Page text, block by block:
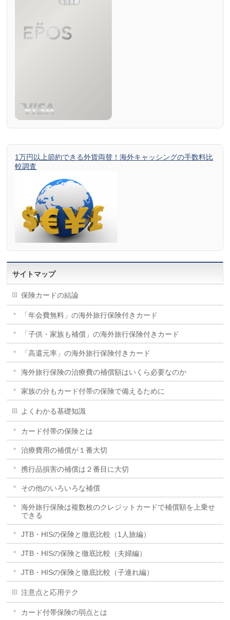
1万円以上節約できる外貨両替！海外キャッシングの手数料比
較調査
サイトマップ
保険カードの結論
「年会費無料」の海外旅行保険付きカード
「子供・家族も補償」の海外旅行保険付きカード
「高還元率」の海外旅行保険付きカード
海外旅行保険の治療費の補償額はいくら必要なのか
家族の分もカード付帯の保険で備えるために
よくわかる基礎知識
カード付帯の保険とは
治療費用の補償が１番大切
携行品損害の補償は２番目に大切
その他のいろいろな補償
海外旅行保険は複数枚のクレジットカードで補償額を上乗せ
できる
JTB・HISの保険と徹底比較（1人旅編）
JTB・HISの保険と徹底比較（夫婦編）
JTB・HISの保険と徹底比較（子連れ編）
注意点と応用テク
カード付帯保険の弱点とは